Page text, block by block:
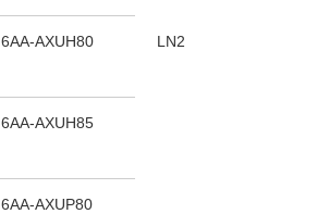
LN2
6AA-AXUH80
6AA-AXUH85
6AA-AXUP80